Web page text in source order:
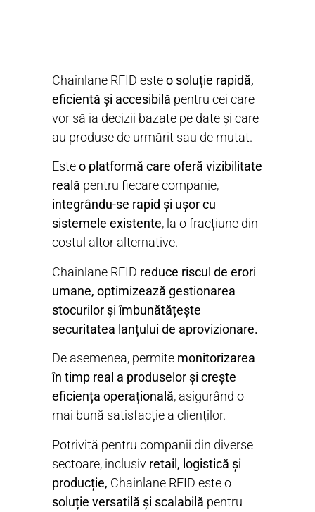
Chainlane RFID esteo soluție rapidă,
eficientă și accesibilă pentru cei care
vor să ia decizii bazate pe date și care
au produse de urmărit sau de mutat.
Esteo platformă care oferă vizibilitate
reală pentru fiecare companie,
integrându-se rapid și ușor cu
sistemele existente, la o fracțiune din
costul altor alternative.
Chainlane RFID reduce riscul de erori
umane, optimizează gestionarea
stocurilor și îmbunătățește
securitatea lanțului de aprovizionare.
De asemenea, permite monitorizarea
în timp real a produselor și crește
eficiența operațională, asigurând o
mai bună satisfacție a clienților.
Potrivită pentru companii din diverse
sectoare, inclusiv retail, logistică și
producție, Chainlane RFID este o
soluție versatilă și scalabilă pentru